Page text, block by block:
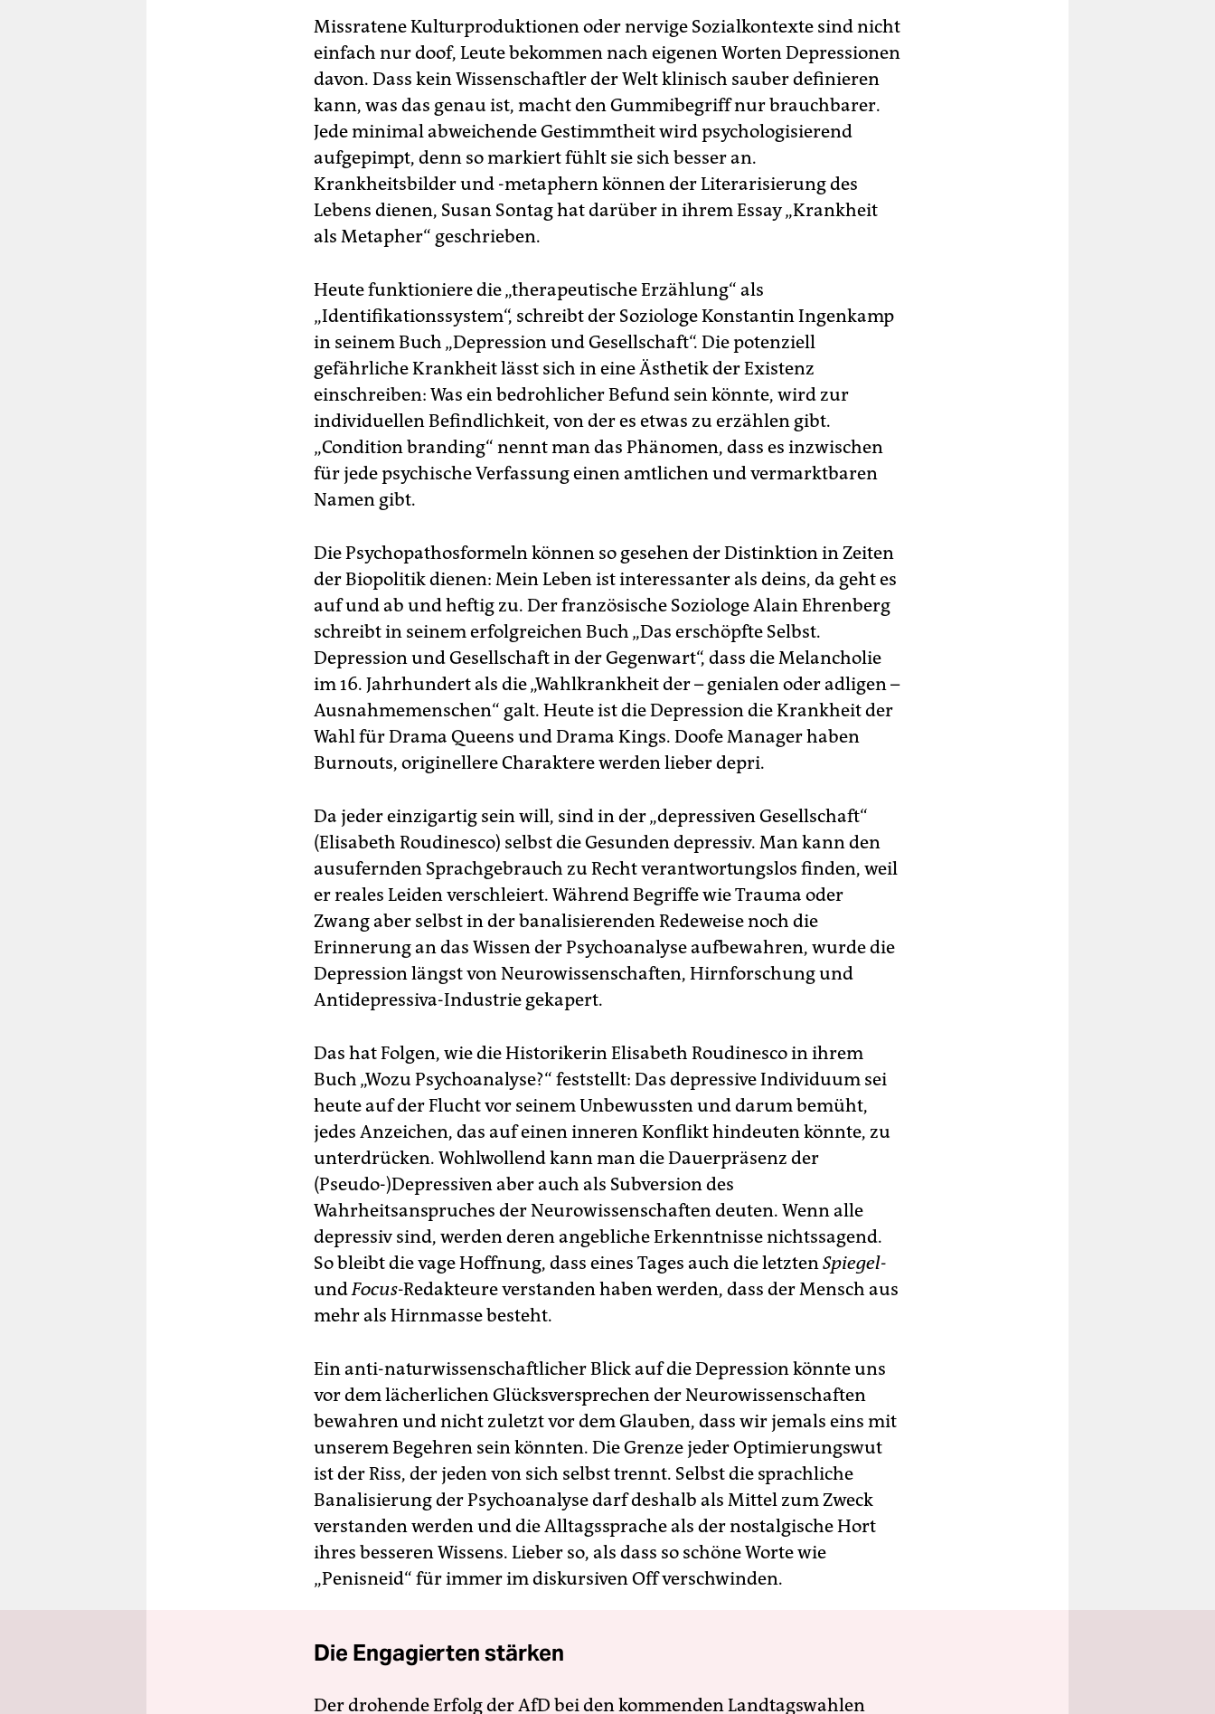
Missratene Kulturproduktionen oder nervige Sozialkontexte sind nicht
einfach nur doof, Leute bekommen nach eigenen Worten Depressionen
davon. Dass kein Wissenschaftler der Welt klinisch sauber definieren
kann, was das genau ist, macht den Gummibegriff nur brauchbarer.
Jede minimal abweichende Gestimmtheit wird psychologisierend
aufgepimpt, denn so markiert fühlt sie sich besser an.
Krankheitsbilder und -metaphern können der Literarisierung des
Lebens dienen, Susan Sontag hat darüber in ihrem Essay „Krankheit
als Metapher“ geschrieben.
Heute funktioniere die „therapeutische Erzählung“ als
„Identifikationssystem“, schreibt der Soziologe Konstantin Ingenkamp
in seinem Buch „Depression und Gesellschaft“. Die potenziell
gefährliche Krankheit lässt sich in eine Ästhetik der Existenz
einschreiben: Was ein bedrohlicher Befund sein könnte, wird zur
individuellen Befindlichkeit, von der es etwas zu erzählen gibt.
„Condition branding“ nennt man das Phänomen, dass es inzwischen
für jede psychische Verfassung einen amtlichen und vermarktbaren
Namen gibt.
Die Psychopathosformeln können so gesehen der Distinktion in Zeiten
der Biopolitik dienen: Mein Leben ist interessanter als deins, da geht es
auf und ab und heftig zu. Der französische Soziologe Alain Ehrenberg
schreibt in seinem erfolgreichen Buch „Das erschöpfte Selbst.
Depression und Gesellschaft in der Gegenwart“, dass die Melancholie
im 16. Jahrhundert als die „Wahlkrankheit der – genialen oder adligen –
Ausnahmemenschen“ galt. Heute ist die Depression die Krankheit der
Wahl für Drama Queens und Drama Kings. Doofe Manager haben
Burnouts, originellere Charaktere werden lieber depri.
Da jeder einzigartig sein will, sind in der „depressiven Gesellschaft“
(Elisabeth Roudinesco) selbst die Gesunden depressiv. Man kann den
ausufernden Sprachgebrauch zu Recht verantwortungslos finden, weil
er reales Leiden verschleiert. Während Begriffe wie Trauma oder
Zwang aber selbst in der banalisierenden Redeweise noch die
Erinnerung an das Wissen der Psychoanalyse aufbewahren, wurde die
Depression längst von Neurowissenschaften, Hirnforschung und
Antidepressiva-Industrie gekapert.
Das hat Folgen, wie die Historikerin Elisabeth Roudinesco in ihrem
Buch „Wozu Psychoanalyse?“ feststellt: Das depressive Individuum sei
heute auf der Flucht vor seinem Unbewussten und darum bemüht,
jedes Anzeichen, das auf einen inneren Konflikt hindeuten könnte, zu
unterdrücken. Wohlwollend kann man die Dauerpräsenz der
(Pseudo-)Depressiven aber auch als Subversion des
Wahrheitsanspruches der Neurowissenschaften deuten. Wenn alle
depressiv sind, werden deren angebliche Erkenntnisse nichtssagend.
So bleibt die vage Hoffnung, dass eines Tages auch die letztenSpiegel-
undFocus-Redakteure verstanden haben werden, dass der Mensch aus
mehr als Hirnmasse besteht.
Ein anti-naturwissenschaftlicher Blick auf die Depression könnte uns
vor dem lächerlichen Glücksversprechen der Neurowissenschaften
bewahren und nicht zuletzt vor dem Glauben, dass wir jemals eins mit
unserem Begehren sein könnten. Die Grenze jeder Optimierungswut
ist der Riss, der jeden von sich selbst trennt. Selbst die sprachliche
Banalisierung der Psychoanalyse darf deshalb als Mittel zum Zweck
verstanden werden und die Alltagssprache als der nostalgische Hort
ihres besseren Wissens. Lieber so, als dass so schöne Worte wie
„Penisneid“ für immer im diskursiven Off verschwinden.
Die Engagierten stärken
Der drohende Erfolg der AfD bei den kommenden Landtagswahlen